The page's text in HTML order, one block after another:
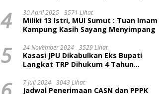
4 30 April 2025 3571 Lihat
Miliki 13 Istri, MUI Sumut : Tuan Imam
Kampung Kasih Sayang Menyimpang
5 24 November 2024 3529 Lihat
Kasasi JPU Dikabulkan Eks Bupati
Langkat TRP Dihukum 4 Tahun
7 Juli 2024 3043 Lihat
Jadwal Penerimaan CASN dan PPPK